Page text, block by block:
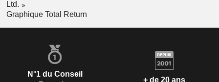
Ltd.
Graphique Total Return
N°1 du Conseil
+ de 20 ans